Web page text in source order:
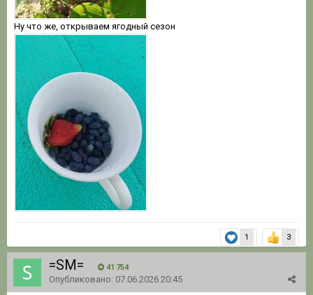
Ну что же, открываем ягодный сезон
1 3
=SM= 41 754
Опубликовано: 07.06.2026 20:45